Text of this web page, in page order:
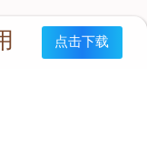
联系我们